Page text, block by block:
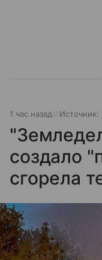
1 час назад Источник:
создало
сгорела